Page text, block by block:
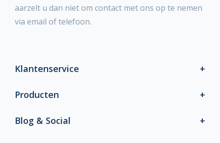
aarzelt u dan niet om contact met ons op te nemen
via email of telefoon.
Klantenservice
Producten
Blog & Social